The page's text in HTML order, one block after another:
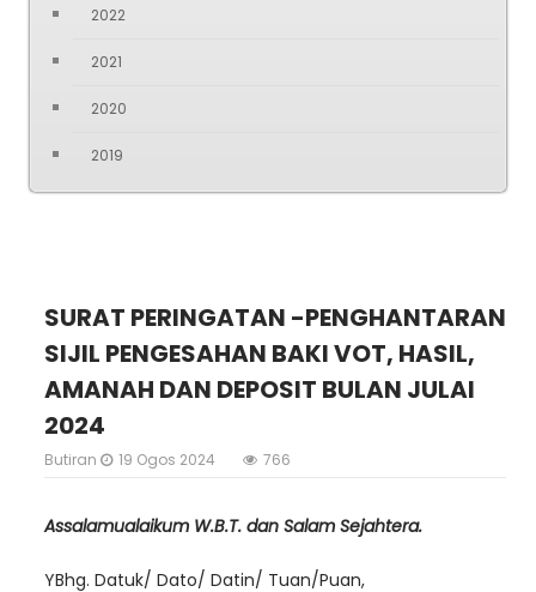
2022
2021
2020
2019
SURAT PERINGATAN -PENGHANTARAN
SIJIL PENGESAHAN BAKI VOT, HASIL,
AMANAH DAN DEPOSIT BULAN JULAI
2024
Butiran 19 Ogos 2024 766
Assalamualaikum W.B.T. dan Salam Sejahtera.
YBhg. Datuk/ Dato/ Datin/ Tuan/Puan,